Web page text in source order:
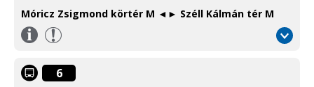
Móricz Zsigmond körtér M ◄► Széll Kálmán tér M
Információ
Information
6